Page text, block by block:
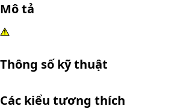
Mô tả
Thông số kỹ thuật
Các kiểu tương thích